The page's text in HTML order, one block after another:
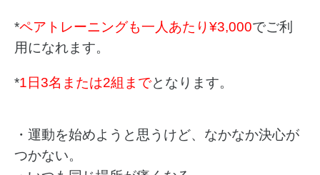
*ペアトレーニングも一人あたり¥3,000でご利
用になれます。
*1日3名または2組までとなります。
・運動を始めようと思うけど、なかなか決心が
つかない。